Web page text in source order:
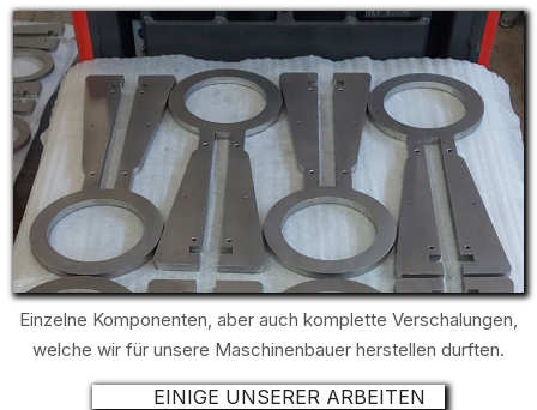
Einzelne Komponenten, aber auch komplette Verschalungen,
welche wir für unsere Maschinenbauer herstellen durften.
EINIGE UNSERER ARBEITEN